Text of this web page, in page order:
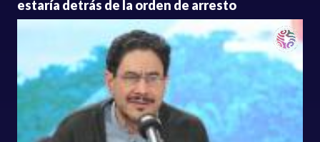
estaría detrás de la orden de arresto